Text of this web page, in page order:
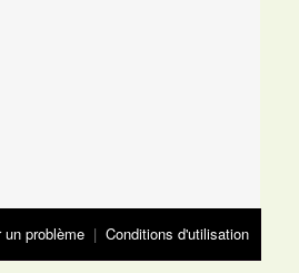
un problème | Conditions d'utilisation